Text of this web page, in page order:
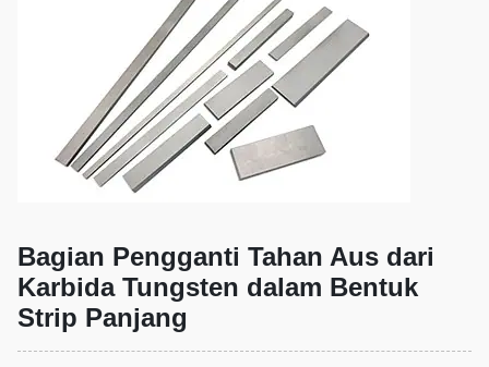
Bagian Pengganti Tahan Aus dari
Karbida Tungsten dalam Bentuk
Strip Panjang